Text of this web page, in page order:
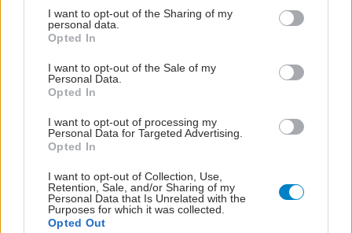
not limited to your visit or usage behaviour. You may click to
grant or deny consent to Google and its third-party tags to
use your data for below specified purposes in below Google
consent section.
I want to opt-out of the Sharing of my
personal data.
Opted In
I want to opt-out of the Sale of my
Personal Data.
Opted In
I want to opt-out of processing my
Personal Data for Targeted Advertising.
Opted In
I want to opt-out of Collection, Use,
Retention, Sale, and/or Sharing of my
Personal Data that Is Unrelated with the
Purposes for which it was collected.
Opted Out